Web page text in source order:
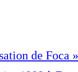
de Foca